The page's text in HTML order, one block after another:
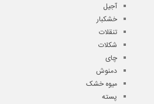
آجیل
خشکبار
تنقلات
شکلات
چای
دمنوش
میوه خشک
پسته